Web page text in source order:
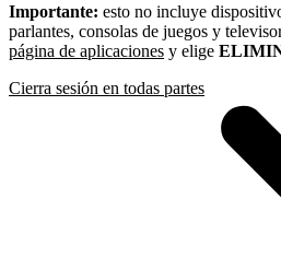
Importante: esto no incluye
parlantes, consolas de juegos y
página de aplicaciones y elige
Cierra sesión en todas partes